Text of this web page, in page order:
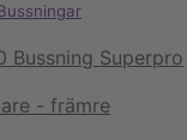
Bussning Superpro